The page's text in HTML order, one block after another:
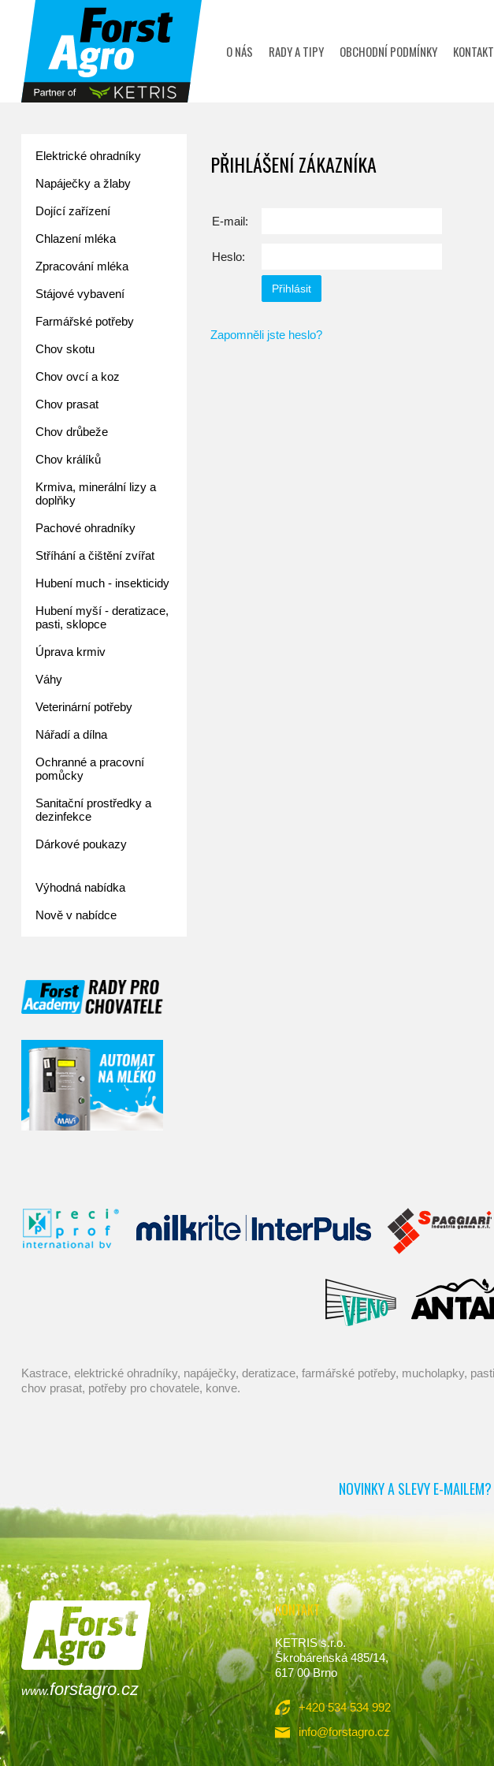
O NÁS RADY A TIPY OBCHODNÍ PODMÍNKY KONTAKT
zobrazit obsah košíku
PŘIHLÁŠENÍ ZÁKAZNÍKA
E-mail:
Heslo:
Zapomněli jste heslo?
Elektrické ohradníky
Napáječky a žlaby
Dojící zařízení
Chlazení mléka
Zpracování mléka
Stájové vybavení
Farmářské potřeby
Chov skotu
Chov ovcí a koz
Chov prasat
Chov drůbeže
Chov králíků
Krmiva, minerální lizy a
doplňky
Pachové ohradníky
Stříhání a čištění zvířat
Hubení much - insekticidy
Hubení myší - deratizace,
pasti, sklopce
Úprava krmiv
Váhy
Veterinární potřeby
Nářadí a dílna
Ochranné a pracovní
pomůcky
Sanitační prostředky a
dezinfekce
Dárkové poukazy
Výhodná nabídka
Nově v nabídce
kastrace, elektrické ohradníky, napáječky, deratizace, farmářské potřeby, mucholapky, pasti, chov ovcí, chovatelské potřeby, dojení, pasti na myši, dezinfekce, chov králíků, elektrický ohradník,
chov prasat, potřeby pro chovatele, konve.
NOVINKY A SLEVY E-MAILEM?
www.forstagro.cz
KONTAKT
KETRIS s.r.o.
Škrobárenská 485/14,
617 00 Brno
+420 534 534 992
info@forstagro.cz